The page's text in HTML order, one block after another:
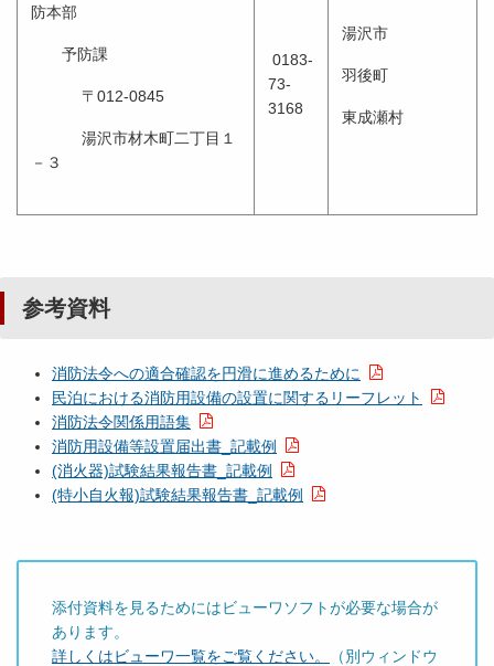
防本部
予防課
〒012-0845
湯沢市材木町二丁目１
－３
0183-
73-
3168
湯沢市
羽後町
東成瀬村
参考資料
消防法令への適合確認を円滑に進めるために
民泊における消防用設備の設置に関するリーフレット
消防法令関係用語集
消防用設備等設置届出書_記載例
(消火器)試験結果報告書_記載例
(特小自火報)試験結果報告書_記載例
添付資料を見るためにはビューワソフトが必要な場合が
あります。
詳しくはビューワ一覧をご覧ください。
（別ウィンドウ